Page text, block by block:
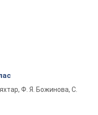
Ф. Я. Божинова, С.